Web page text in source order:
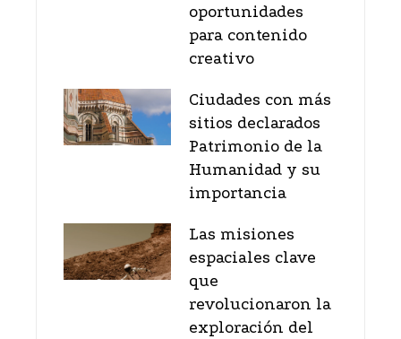
oportunidades
para contenido
creativo
Ciudades con más
sitios declarados
Patrimonio de la
Humanidad y su
importancia
Las misiones
espaciales clave
que
revolucionaron la
exploración del